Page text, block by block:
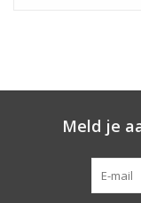
Meld je